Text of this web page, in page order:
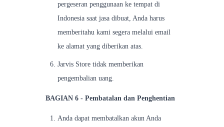
pergeseran penggunaan ke tempat di
Indonesia saat jasa dibuat, Anda harus
memberitahu kami segera melalui email
ke alamat yang diberikan atas.
Jarvis Store tidak memberikan
pengembalian uang.
BAGIAN 6 - Pembatalan dan Penghentian
Anda dapat membatalkan akun Anda